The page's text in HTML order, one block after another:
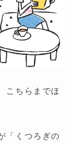
こちらまでほ
「くつろぎの